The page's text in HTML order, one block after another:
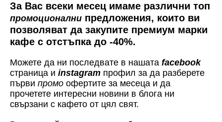
За Вас всеки месец имаме различни топ
промоционални предложения, които ви
позволяват да закупите премиум марки
кафе с отстъпка до -40%.
Можете да ни последвате в нашата facebook
страница и instagram профил за да разберете
първи промо офертите за месеца и да
прочетете интересни новини в блога ни
свързани с кафето от цял свят.